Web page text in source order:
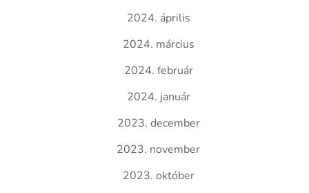
2024. április
2024. március
2024. február
2024. január
2023. december
2023. november
2023. október